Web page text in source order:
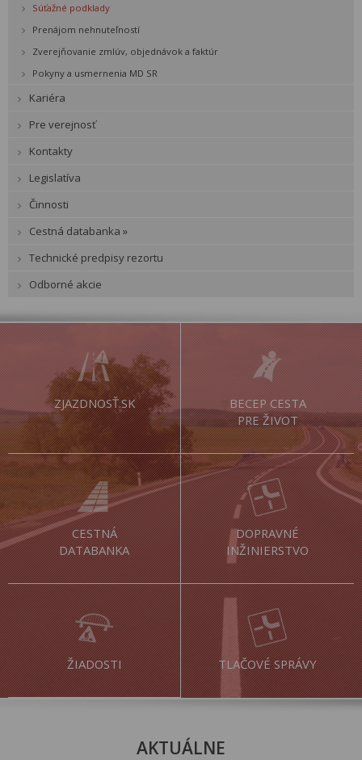
Súťažné podklady
Prenájom nehnuteľností
Zverejňovanie zmlúv, objednávok a faktúr
Pokyny a usmernenia MD SR
Kariéra
Pre verejnosť
Kontakty
Legislatíva
Činnosti
Cestná databanka »
Technické predpisy rezortu
Odborné akcie
ZJAZDNOSŤ.SK
BECEP CESTA
PRE ŽIVOT
CESTNÁ
DATABANKA
DOPRAVNÉ
INŽINIERSTVO
ŽIADOSTI TLAČOVÉ SPRÁVY
AKTUÁLNE